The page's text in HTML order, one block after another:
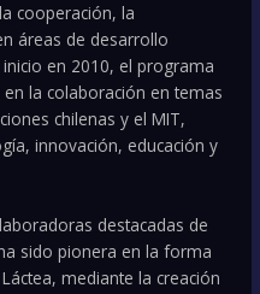
cooperación, la
áreas de desarrollo
en 2010, el programa
la colaboración en temas
chilenas y el MIT,
innovación, educación y
destacadas de
sido pionera en la forma
mediante la creación